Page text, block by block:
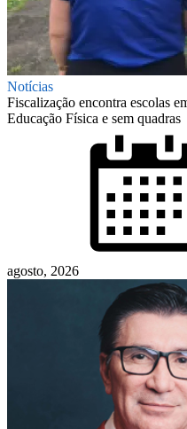
Notícias
Fiscalização encontra escolas
Educação Física e sem quadras
agosto, 2026